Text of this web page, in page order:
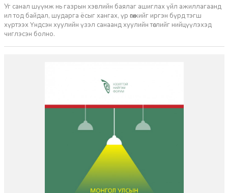
Уг санал шүүмж нь газрын хэвлийн баялаг ашиглах үйл ажиллагаанд
ил тод байдал, шударга ёсыг хангах, үр өгөөжийг иргэн бүрд тэгш
хүртээх Үндсэн хуулийн үзэл санаанд хуулийн төслийг нийцүүлэхэд
чиглэсэн болно.